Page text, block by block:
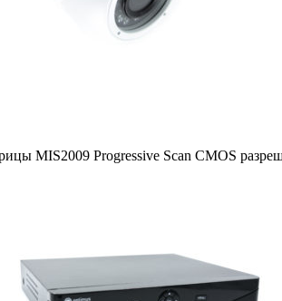
MIS2009 Progressive Scan CMOS